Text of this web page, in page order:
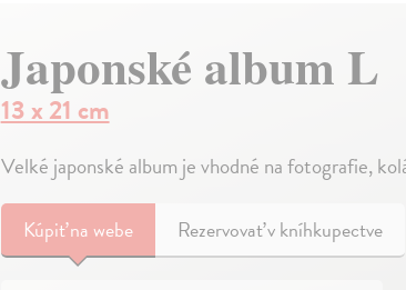
Japonské album L
13 x 21 cm
Velké japonské album je vhodné na fotografie,
Kúpiťna webe Rezervovať v kníhkupectve